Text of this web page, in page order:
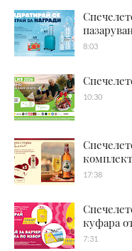
8:03
10:30
17:38
куфара
7:31